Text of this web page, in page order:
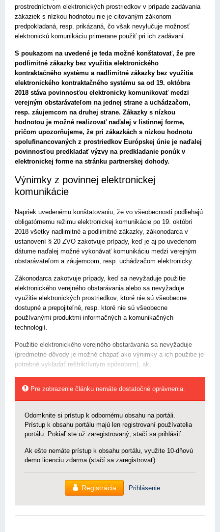
prostredníctvom elektronických prostriedkov v prípade zadávania
zákaziek s nízkou hodnotou nie je citovaným zákonom
predpokladaná, resp. prikázaná, čo však nevylučuje možnosť
elektronickú komunikáciu primerane použiť pri ich zadávaní.
S poukazom na uvedené je teda možné konštatovať, že pre
podlimitné zákazky bez využitia elektronického
kontraktačného systému a nadlimitné zákazky bez využitia
elektronického kontraktačného systému sa od 19. októbra
2018 stáva povinnosťou elektronicky komunikovať medzi
verejným obstarávateľom na jednej strane a uchádzačom,
resp. záujemcom na druhej strane. Zákazky s nízkou
hodnotou je možné realizovať naďalej v listinnej forme,
pričom upozorňujeme, že pri zákazkách s nízkou hodnotu
spolufinancovaných z prostriedkov Európskej únie je naďalej
povinnosťou predkladať výzvy na predkladanie ponúk v
elektronickej forme na stránku partnerskej dohody.
Výnimky z povinnej elektronickej
komunikácie
Napriek uvedenému konštatovaniu, že vo všeobecnosti podliehajú
obligatórnemu režimu elektronickej komunikácie po 19. októbri
2018 všetky nadlimitné a podlimitné zákazky, zákonodarca v
ustanovení § 20 ZVO zakotvuje prípady, keď je aj po uvedenom
dátume naďalej možné vykonávať komunikáciu medzi verejným
obstarávateľom a záujemcom, resp. uchádzačom elektronicky.
Zákonodarca zakotvuje prípady, keď sa nevyžaduje použitie
elektronického verejného obstarávania alebo sa nevyžaduje
využitie elektronických prostriedkov, ktoré nie sú všeobecne
dostupné a prepojiteľné, resp. ktoré nie sú všeobecne
používanými produktmi informačných a komunikačných
technológií.
Použitie elektronického verejného obstarávania sa nevyžaduje
(predmetné dôvody je možné chápať ako výnimky a ich použitie je
potrebné vykladať reštriktívnym spôsobom), ak:
Pre zobrazenie článku nemáte dostatočné oprávnenia.
Odomknite si prístup k odbornému obsahu na portáli.
Prístup k obsahu portálu majú len registrovaní používatelia
portálu. Pokiaľ ste už zaregistrovaný, stačí sa prihlásiť.
Ak ešte nemáte prístup k obsahu portálu, využite 10-dňovú
demo licenciu zdarma (stačí sa zaregistrovať).
Registrácia Prihlásenie